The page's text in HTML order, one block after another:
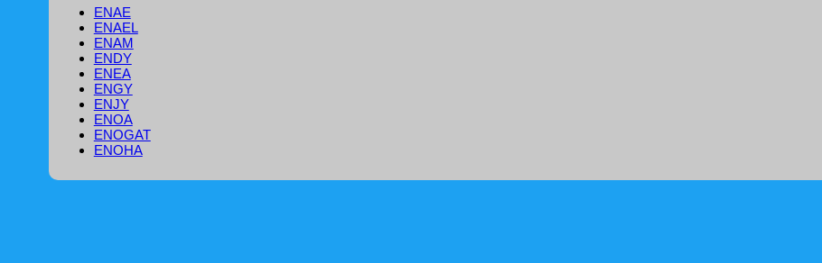
ENAE
ENAEL
ENAM
ENDY
ENEA
ENGY
ENJY
ENOA
ENOGAT
ENOHA